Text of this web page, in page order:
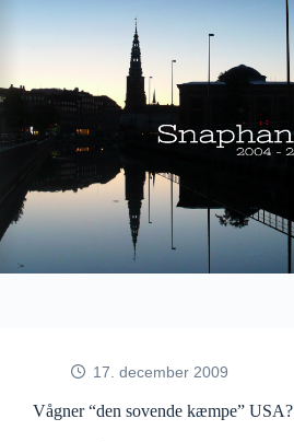
17. december 2009
Vågner “den sovende kæmpe” USA?